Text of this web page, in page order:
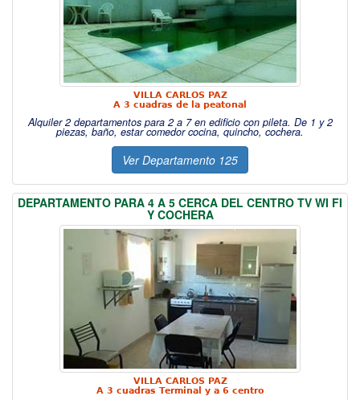
VILLA CARLOS PAZ
A 3 cuadras de la peatonal
Alquiler 2 departamentos para 2 a 7 en edificio con pileta. De 1 y 2
piezas, baño, estar comedor cocina, quincho, cochera.
Ver Departamento 125
DEPARTAMENTO PARA 4 A 5 CERCA DEL CENTRO TV WI FI
Y COCHERA
VILLA CARLOS PAZ
A 3 cuadras Terminal y a 6 centro